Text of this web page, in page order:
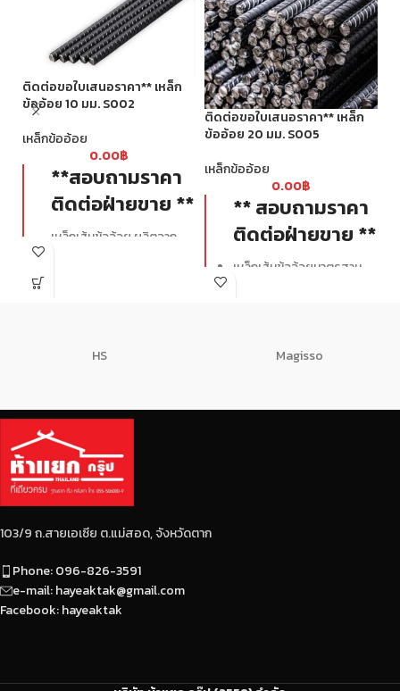
ติดต่อขอใบเสนอราคา** เหล็ก
ข้ออ้อย 10 มม. S002
เหล็กข้ออ้อย
0.00฿
**สอบถามราคา
ติดต่อฝ่ายขาย **
เหล็กเส้นข้ออ้อย ผลิตจาก
คอนกรีต เพื่อความมั่นคงแข็ง
ติดต่อขอใบเสนอราคา** เหล็ก
ข้ออ้อย 20 มม. S005
เหล็กข้ออ้อย
0.00฿
** สอบถามราคา
ติดต่อฝ่ายขาย **
เหล็กเส้นข้ออ้อยมาตรฐาน
มีระยะบั้งที่เท่ากันและ
HS Magisso
103/9 ถ.สายเอเซีย ต.แม่สอด, จังหวัดตาก
Phone: 096-826-3591
e-mail: hayeaktak@gmail.com
Facebook: hayeaktak